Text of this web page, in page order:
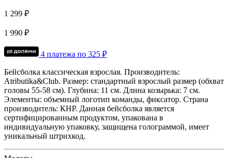
1 299 ₽
1 990 ₽
4 платежа по 325 ₽
Бейсболка классическая взрослая. Производитель:
Atributika&Club. Размер: стандартный взрослый размер (обхват
головы 55-58 см). Глубина: 11 см. Длина козырька: 7 см.
Элементы: объемный логотип команды, фиксатор. Страна
производитель: КНР. Данная бейсболка является
сертифицированным продуктом, упакована в
индивидуальную упаковку, защищена голограммой, имеет
уникальный штрихкод.